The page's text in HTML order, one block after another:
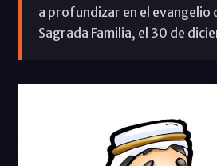
a profundizar en el evangelio
Sagrada Familia, el 30 de